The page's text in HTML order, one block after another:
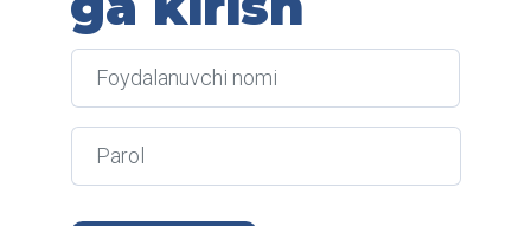
Foydalanuvchi nomi
Parol